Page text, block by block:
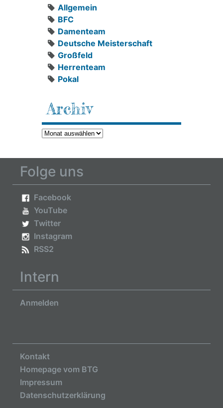
Allgemein
BFC
Damenteam
Deutsche Meisterschaft
Großfeld
Herrenteam
Pokal
Archiv
Archiv
Folge uns
Facebook
YouTube
Twitter
Instagram
RSS2
Intern
Anmelden
Kontakt
Homepage vom BTG
Impressum
Datenschutzerklärung